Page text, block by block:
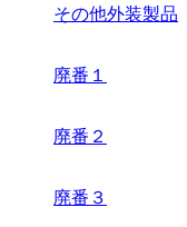
その他外装製品
廃番１
廃番２
廃番３